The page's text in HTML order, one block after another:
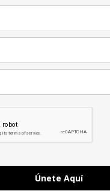
Únete Aquí